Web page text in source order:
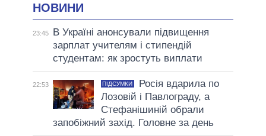
НОВИНИ
23:45
В Україні анонсували підвищення
зарплат учителям і стипендій
студентам: як зростуть виплати
22:53 ПІДСУМКИ
Росія вдарила по
Лозовій і Павлограду, а
Стефанішиній обрали
запобіжний захід. Головне за день